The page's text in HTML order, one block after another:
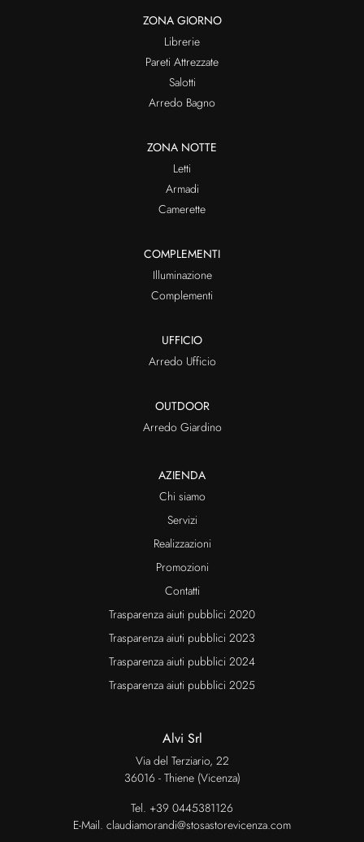
ZONA GIORNO
Librerie
Pareti Attrezzate
Salotti
Arredo Bagno
ZONA NOTTE
Letti
Armadi
Camerette
COMPLEMENTI
Illuminazione
Complementi
UFFICIO
Arredo Ufficio
OUTDOOR
Arredo Giardino
AZIENDA
Chi siamo
Servizi
Realizzazioni
Promozioni
Contatti
Trasparenza aiuti pubblici 2020
Trasparenza aiuti pubblici 2023
Trasparenza aiuti pubblici 2024
Trasparenza aiuti pubblici 2025
Alvi Srl
Via del Terziario, 22
36016 - Thiene (Vicenza)
Tel. +39 0445381126
E-Mail. claudiamorandi@stosastorevicenza.com